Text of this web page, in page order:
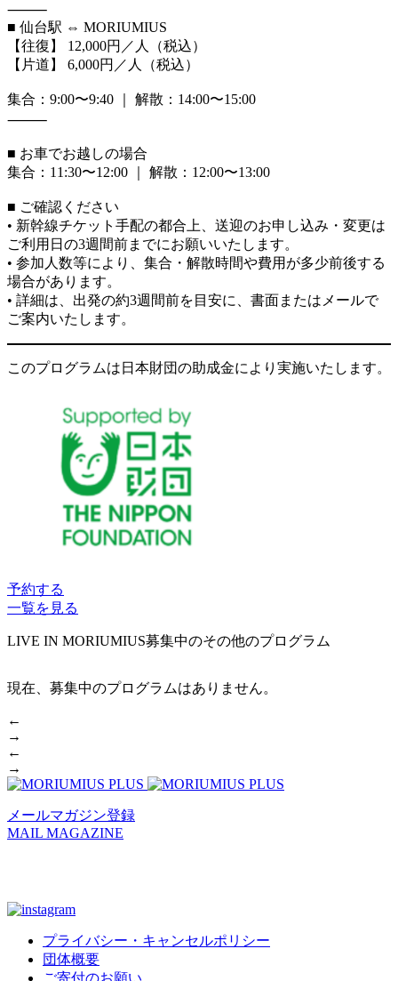
⸻
■ 仙台駅 ⇔ MORIUMIUS
【往復】 12,000円／人（税込）
【片道】 6,000円／人（税込）
集合：9:00〜9:40 ｜ 解散：14:00〜15:00
⸻
■ お車でお越しの場合
集合：11:30〜12:00 ｜ 解散：12:00〜13:00
■ ご確認ください
• 新幹線チケット手配の都合上、送迎のお申し込み・変更は
ご利用日の3週間前までにお願いいたします。
• 参加人数等により、集合・解散時間や費用が多少前後する
場合があります。
• 詳細は、出発の約3週間前を目安に、書面またはメールで
ご案内いたします。
このプログラムは日本財団の助成金により実施いたします。
予約する
一覧を見る
LIVE IN MORIUMIUS募集中のその他のプログラム
現在、募集中のプログラムはありません。
←
→
←
→
メールマガジン登録
MAIL MAGAZINE
プライバシー・キャンセルポリシー
団体概要
ご寄付のお願い